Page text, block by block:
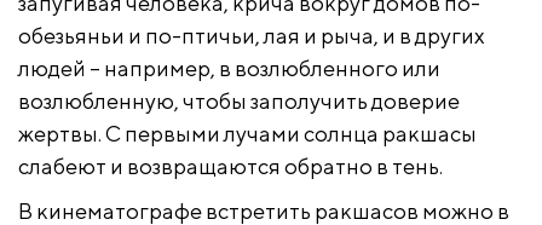
обезьяньи и по-птичьи, лая и рыча, и в других
людей – например, в возлюбленного или
возлюбленную, чтобы заполучить доверие
жертвы. С первыми лучами солнца ракшасы
слабеют и возвращаются обратно в тень.
В кинематографе встретить ракшасов можно в